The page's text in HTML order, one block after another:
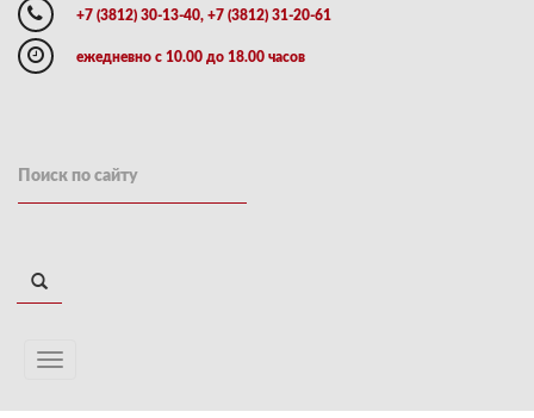
+7 (3812) 30-13-40, +7 (3812) 31-20-61
ежедневно с 10.00 до 18.00 часов